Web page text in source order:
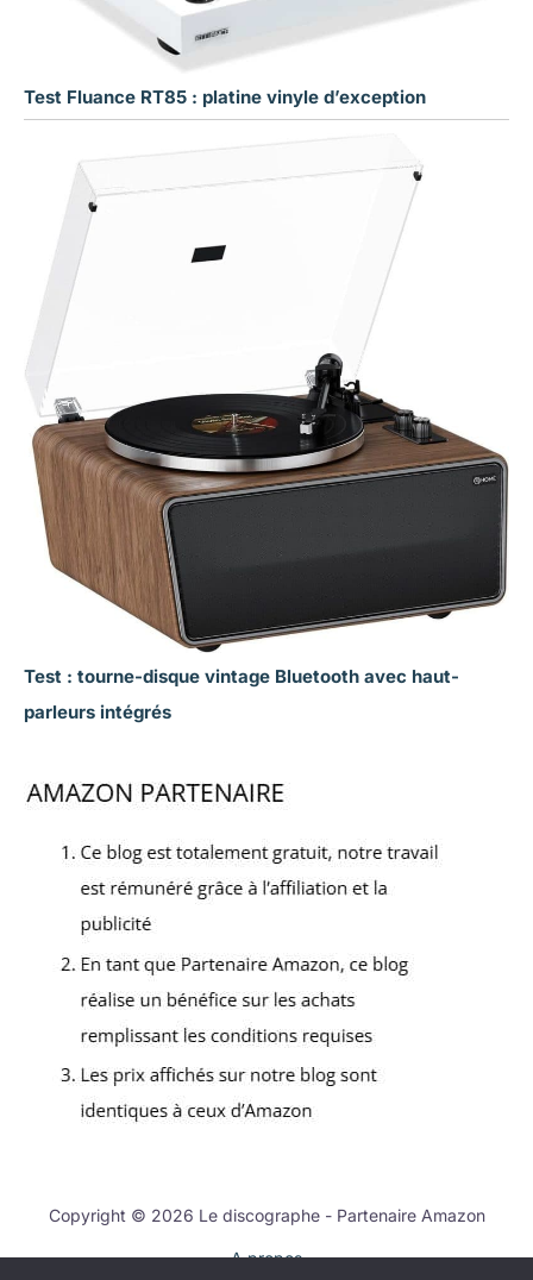
Test Fluance RT85 : platine vinyle d’exception
Test : tourne-disque vintage Bluetooth avec haut-
parleurs intégrés
Copyright © 2026 Le discographe - Partenaire Amazon
A propos